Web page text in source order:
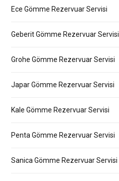
Ece Gömme Rezervuar Servisi
Geberit Gömme Rezervuar Servisi
Grohe Gömme Rezervuar Servisi
Japar Gömme Rezervuar Servisi
Kale Gömme Rezervuar Servisi
Penta Gömme Rezervuar Servisi
Sanica Gömme Rezervuar Servisi